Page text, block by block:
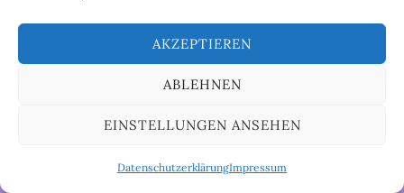
AKZEPTIEREN
ABLEHNEN
EINSTELLUNGEN ANSEHEN
DatenschutzerklärungImpressum